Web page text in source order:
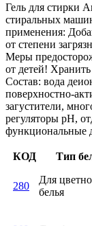
Гель для стирки
стиральных
применения:
от степени
Меры
от детей!
Состав: вода
поверхностно-
загустители,
регуляторы рН,
функциональные
КОД Тип
280
Для
белья